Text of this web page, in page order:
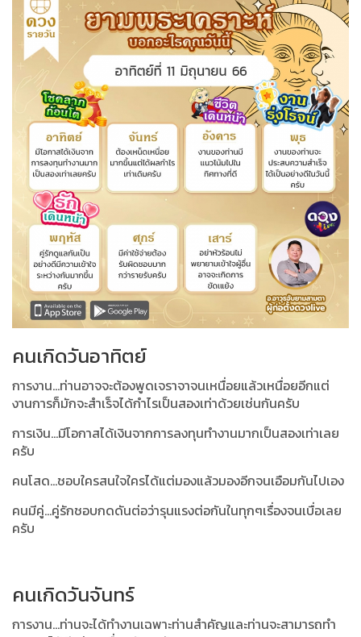
คนเกิดวันอาทิตย์
การงาน...ท่านอาจจะต้องพูดเจราจาจนเหนื่อยแล้วเหนื่อยอีกแต่
งานการก็มักจะสำเร็จได้กำไรเป็นสองเท่าด้วยเช่นกันครับ
การเงิน...มีโอกาสได้เงินจากการลงทุนทำงานมากเป็นสองเท่าเลย
ครับ
คนโสด...ชอบใครสนใจใครได้แต่มองแล้วมองอีกจนเอือมกันไปเอง
คนมีคู่...คู่รักชอบกดดันต่อว่ารุนแรงต่อกันในทุกๆเรื่องจนเบื่อเลย
ครับ
คนเกิดวันจันทร์
การงาน...ท่านจะได้ทำงานเฉพาะท่านสำคัญและท่านจะสามารถทำ